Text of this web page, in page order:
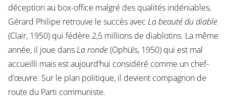
déception au box-office malgré des qualités indéniables,
Gérard Philipe retrouve le succès avec La beauté du diable
(Clair, 1950) qui fédère 2,5 millions de diablotins. La même
année, il joue dansLa ronde(Ophüls, 1950) qui est mal
accueilli mais est aujourd’hui considéré comme un chef-
d’œuvre. Sur le plan politique, il devient compagnon de
route du Parti communiste.